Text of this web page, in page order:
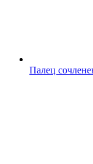
Палец